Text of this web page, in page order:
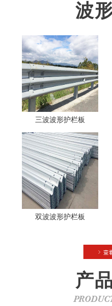
波
三波波形护栏板
双波波形护栏板
产